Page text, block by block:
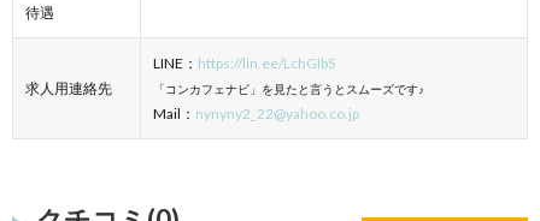
待遇
求人用連絡先
LINE： https://lin.ee/LchGIbS
「コンカフェナビ」を見たと言うとスムーズです♪
Mail： nynyny2_22@yahoo.co.jp